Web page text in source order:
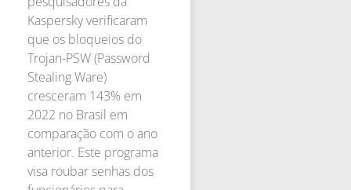
Kaspersky verificaram
que os bloqueios do
Trojan-PSW (Password
Stealing Ware)
cresceram 143% em
2022 no Brasil em
comparação com o ano
anterior. Este programa
visa roubar senhas dos